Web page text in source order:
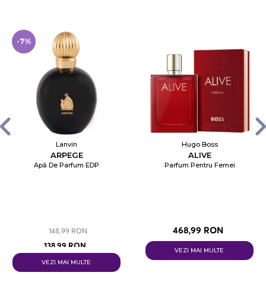
-7%
Lanvin
ARPEGE
Apă De Parfum EDP
148,99 RON
138,99 RON
VEZI MAI MULTE
Hugo Boss
ALIVE
Parfum Pentru Femei
468,99 RON
VEZI MAI MULTE